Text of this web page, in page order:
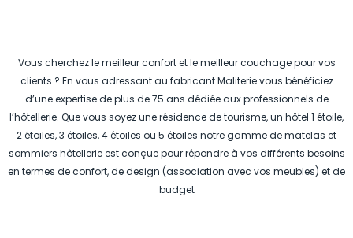
Vous cherchez le meilleur confort et le meilleur couchage pour vos
clients ? En vous adressant au fabricant Maliterie vous bénéficiez
d’une expertise de plus de 75 ans dédiée aux professionnels de
l’hôtellerie. Que vous soyez une résidence de tourisme, un hôtel 1 étoile,
2 étoiles, 3 étoiles, 4 étoiles ou 5 étoiles notre gamme de matelas et
sommiers hôtellerie est conçue pour répondre à vos différents besoins
en termes de confort, de design (association avec vos meubles) et de
budget